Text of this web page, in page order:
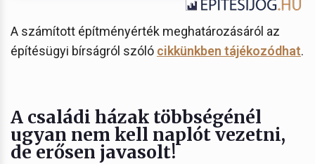
A számított építményérték meghatározásáról az
építésügyi bírságról szóló cikkünkben tájékozódhat.
A családi házak többségénél
ugyan nem kell naplót vezetni,
de erősen javasolt!